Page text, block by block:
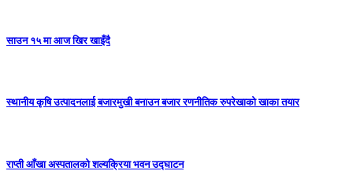
साउन १५ मा आज खिर खाइँदै
स्थानीय कृषि उत्पादनलाई बजारमुखी बनाउन बजार रणनीतिक रुपरेखाको खाका तयार
राप्ती आँखा अस्पतालको शल्यक्रिया भवन उद्घाटन